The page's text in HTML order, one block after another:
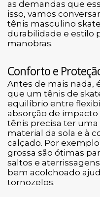
as demandas que
isso, vamos
tênis masculino
durabilidade e estilo
manobras.
Conforto e
Antes de mais
que um tênis de
equilíbrio entre
absorção de impacto
tênis precisa ter
material da sola e à
calçado. Por
grossa são ótimas
saltos e
bem acolchoado
tornozelos.